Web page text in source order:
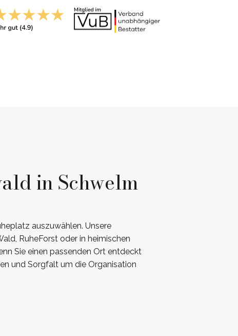
in Schwelm
auszuwählen. Unsere
RuheForst oder in heimischen
Sie einen passenden Ort entdeckt
und Sorgfalt um die Organisation